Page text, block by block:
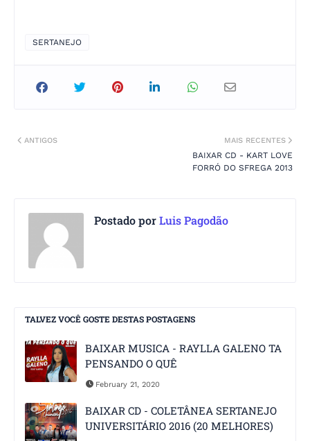
SERTANEJO
MAIS RECENTES
BAIXAR CD - KART LOVE
FORRÓ DO SFREGA 2013
ANTIGOS
Postado porLuis Pagodão
TALVEZ VOCÊ GOSTE DESTAS POSTAGENS
BAIXAR MUSICA - RAYLLA GALENO TA
PENSANDO O QUÊ
February 21, 2020
BAIXAR CD - COLETÂNEA SERTANEJO
UNIVERSITÁRIO 2016 (20 MELHORES)